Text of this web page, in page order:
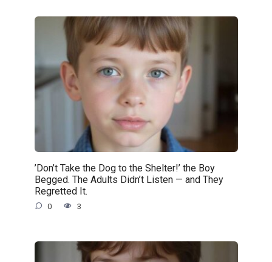
’Don’t Take the Dog to the Shelter!’ the Boy
Begged. The Adults Didn’t Listen — and They
Regretted It.
0 3